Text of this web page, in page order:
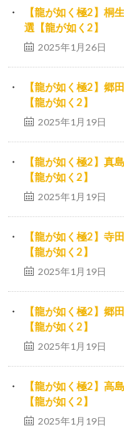
【龍が如く極2】桐
選【龍が如く2】
2025年1月26日
【龍が如く極2】郷
【龍が如く2】
2025年1月19日
【龍が如く極2】真
【龍が如く2】
2025年1月19日
【龍が如く極2】寺
【龍が如く2】
2025年1月19日
【龍が如く極2】郷
【龍が如く2】
2025年1月19日
【龍が如く極2】高
【龍が如く2】
2025年1月19日